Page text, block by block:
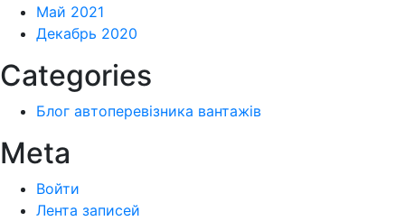
Май 2021
Декабрь 2020
Categories
Блог автоперевізника вантажів
Meta
Войти
Лента записей